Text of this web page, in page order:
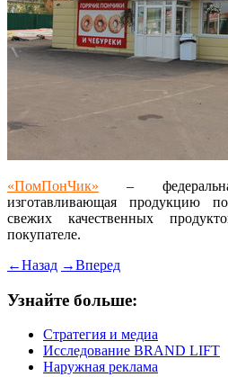
«ПомПонЧик» –
изготавливающая продукцию
свежих качественных
покупателе.
←Назад →Вперед
Узнайте больше:
Стратегия и медиа
Исследование BRAND LIFT
Наружная реклама